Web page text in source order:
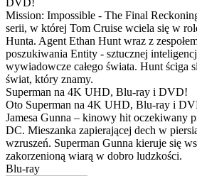
DVD!
Mission: Impossible - The Final
serii, w której Tom Cruise wciela się w
Hunta. Agent Ethan Hunt wraz z
poszukiwania Entity - sztucznej
wywiadowcze całego świata. Hunt ściga
świat, który znamy.
Superman na 4K UHD, Blu-ray i DVD!
Oto Superman na 4K UHD, Blu-ray i
Jamesa Gunna – kinowy hit oczekiwany
DC. Mieszanka zapierającej dech w
wzruszeń. Superman Gunna kieruje się
zakorzenioną wiarą w dobro ludzkości.
Blu-ray